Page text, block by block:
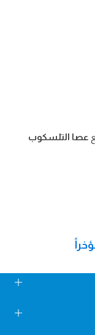
عصا التلسكوب
Fun